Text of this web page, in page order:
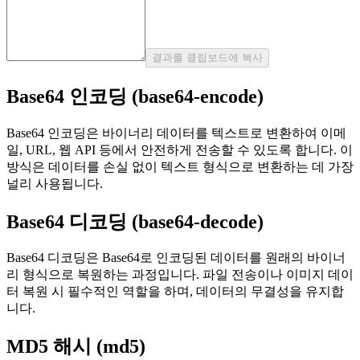
결과를 클립보드에 복사
Base64 인코딩 (base64-encode)
Base64 인코딩은 바이너리 데이터를 텍스트로 변환하여 이메
일, URL, 웹 API 등에서 안전하게 전송할 수 있도록 합니다. 이
방식은 데이터를 손실 없이 텍스트 형식으로 변환하는 데 가장
널리 사용됩니다.
Base64 디코딩 (base64-decode)
Base64 디코딩은 Base64로 인코딩된 데이터를 원래의 바이너
리 형식으로 복원하는 과정입니다. 파일 전송이나 이미지 데이
터 복원 시 필수적인 역할을 하며, 데이터의 무결성을 유지합
니다.
MD5 해시 (md5)